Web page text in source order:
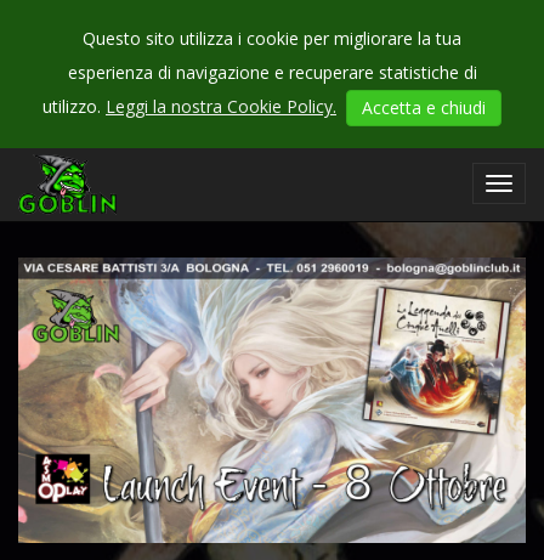
Questo sito utilizza i cookie per migliorare la tua
esperienza di navigazione e recuperare statistiche di
utilizzo. Leggi la nostra Cookie Policy. Accetta e chiudi
CHECK
OUR